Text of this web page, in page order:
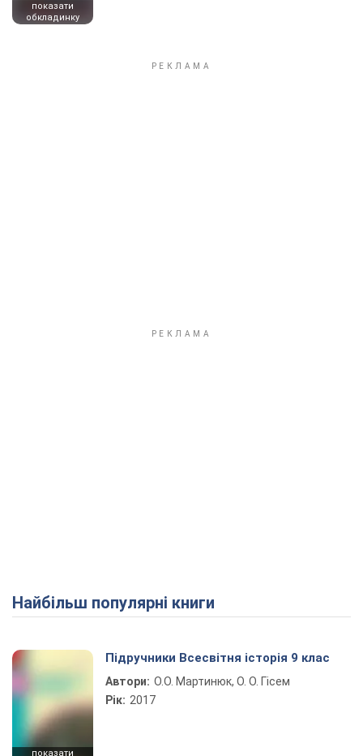
показати
обкладинку
Найбільш популярні книги
показати
Підручники Всесвітня історія 9 клас
Автори: О.О. Мартинюк, О. О. Гісем
Рік: 2017